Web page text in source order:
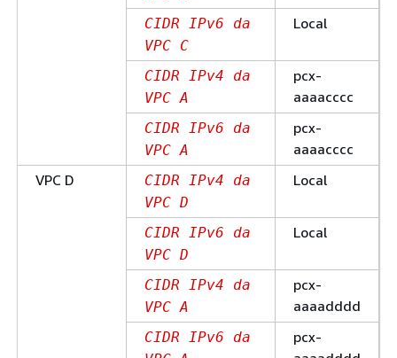
CIDR IPv6 da
VPC C
Local
CIDR IPv4 da
VPC A
pcx-
aaaacccc
CIDR IPv6 da
VPC A
pcx-
aaaacccc
VPC D
CIDR IPv4 da
VPC D
Local
CIDR IPv6 da
VPC D
Local
CIDR IPv4 da
VPC A
pcx-
aaaadddd
CIDR IPv6 da
pcx-